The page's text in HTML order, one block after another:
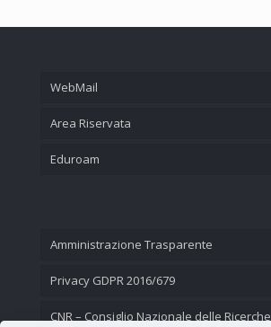
WebMail
Area Riservata
Eduroam
Amministrazione Trasparente
Privacy GDPR 2016/679
CNR – Consiglio Nazionale delle Ricerche